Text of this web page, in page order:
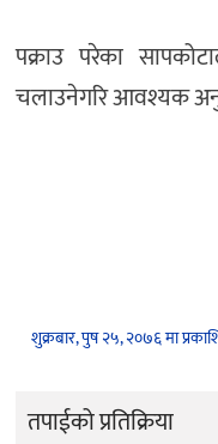
पक्राउ परेका
चलाउनेगरि आवश्यक
शुक्रबार, पुष २५, २०७६ मा
तपाईको प्रतिक्रिया